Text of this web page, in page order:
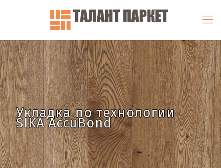
Укладка по технологии
SIKA AccuBond